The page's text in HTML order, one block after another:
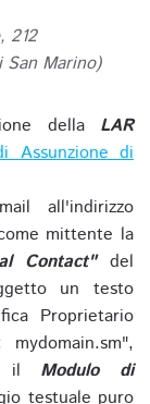
212
Marino)
della LAR
Assunzione di
all'indirizzo
mittente la
Contact"del
un testo
Proprietario
il Modulo di
testuale puro